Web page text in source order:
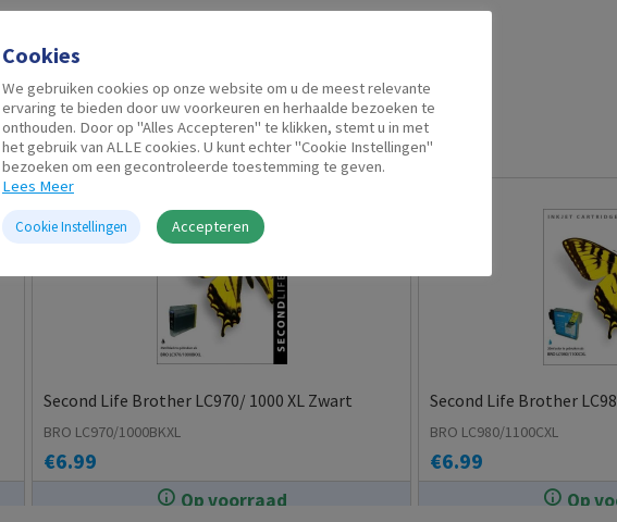
Gerelateerde producten
Op voorraad
Second Life Brother LC970/ 1000 XL Zwart
€6.99
BRO LC970/1000BKXL
Op
Second Life Brother
€6.99
BRO LC980/1100CXL
Cookies
We gebruiken cookies op onze website om u de meest relevante
ervaring te bieden door uw voorkeuren en herhaalde bezoeken te
onthouden. Door op "Alles Accepteren" te klikken, stemt u in met
het gebruik van ALLE cookies. U kunt echter "Cookie Instellingen"
bezoeken om een gecontroleerde toestemming te geven.
Lees Meer
Cookie Instellingen Accepteren